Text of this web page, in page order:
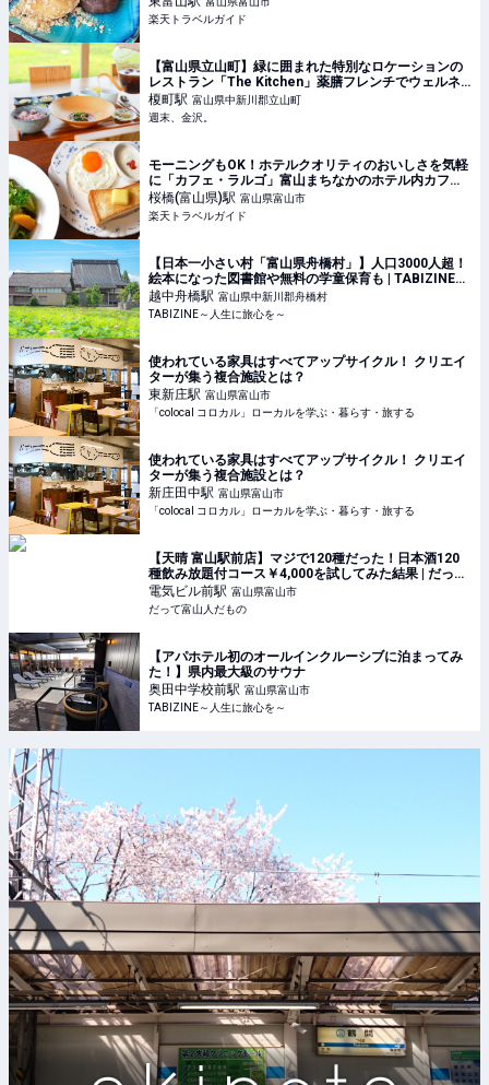
楽天トラベルガイド
【富山県立山町】緑に囲まれた特別なロケーションの
レストラン「The Kitchen」薬膳フレンチでウェルネ
スなランチタイム【リニューアルオープン】 - 週末、
金沢。
榎町駅 富山県中新川郡立山町
週末、金沢。
モーニングもOK！ホテルクオリティのおいしさを気軽
に「カフェ・ラルゴ」富山まちなかのホテル内カフェ
【楽天トラベル】
桜橋(富山県)駅 富山県富山市
楽天トラベルガイド
【日本一小さい村「富山県舟橋村」】人口3000人超！
絵本になった図書館や無料の学童保育も | TABIZINE～
人生に旅心を～
越中舟橋駅 富山県中新川郡舟橋村
TABIZINE～人生に旅心を～
使われている家具はすべてアップサイクル！ クリエイ
ターが集う複合施設とは？
東新庄駅 富山県富山市
「colocal コロカル」ローカルを学ぶ・暮らす・旅する
使われている家具はすべてアップサイクル！ クリエイ
ターが集う複合施設とは？
新庄田中駅 富山県富山市
「colocal コロカル」ローカルを学ぶ・暮らす・旅する
【天晴 富山駅前店】マジで120種だった！日本酒120
種飲み放題付コース￥4,000を試してみた結果 | だって
富山人だもの
電気ビル前駅 富山県富山市
だって富山人だもの
【アパホテル初のオールインクルーシブに泊まってみ
た！】県内最大級のサウナ
奥田中学校前駅 富山県富山市
TABIZINE～人生に旅心を～